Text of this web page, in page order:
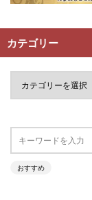
カテゴリー
おすすめ